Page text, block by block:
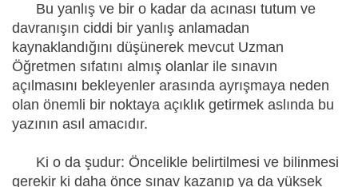
Bu yanlış ve bir o kadar da acınası tutum ve
davranışın ciddi bir yanlış anlamadan
kaynaklandığını düşünerek mevcut Uzman
Öğretmen sıfatını almış olanlar ile sınavın
açılmasını bekleyenler arasında ayrışmaya neden
olan önemli bir noktaya açıklık getirmek aslında bu
yazının asıl amacıdır.
Ki o da şudur: Öncelikle belirtilmesi ve bilinmesi
gerekir ki daha önce sınav kazanıp ya da yüksek